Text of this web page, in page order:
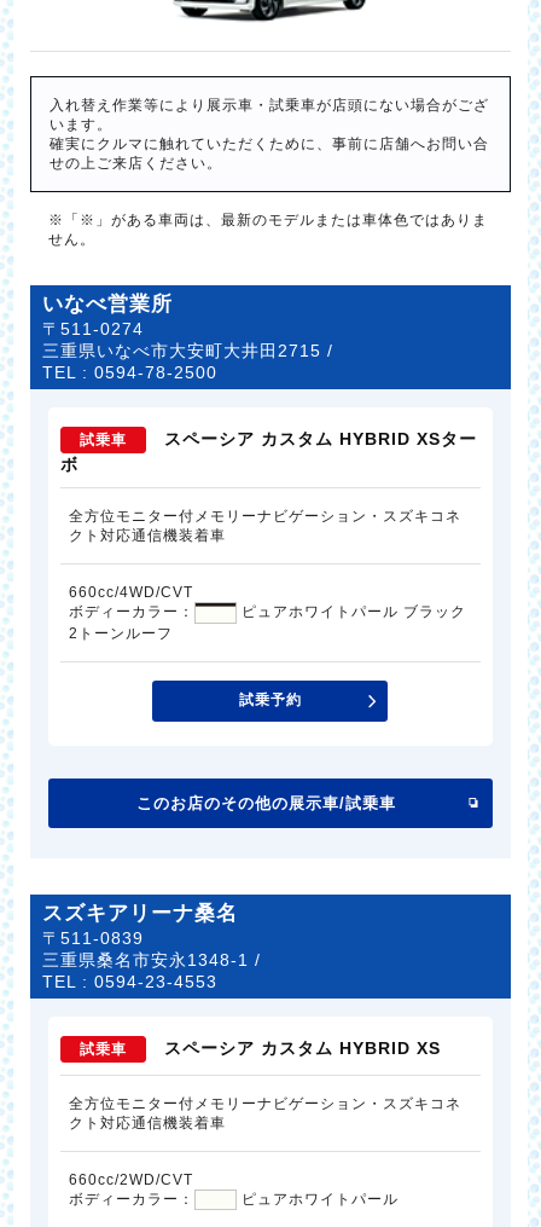
入れ替え作業等により展示車・試乗車が店頭にない場合がござ
います。
確実にクルマに触れていただくために、事前に店舗へお問い合
せの上ご来店ください。
※「※」がある車両は、最新のモデルまたは車体色ではありま
せん。
いなべ営業所
〒511-0274
三重県いなべ市大安町大井田2715 /
TEL :0594-78-2500
試乗車
スペーシア カスタム HYBRID XSター
ボ
全方位モニター付メモリーナビゲーション・スズキコネ
クト対応通信機装着車
660cc/4WD/CVT
ボディーカラー：
ピュアホワイトパール ブラック
2トーンルーフ
試乗予約
このお店のその他の展示車/試乗車
スズキアリーナ桑名
〒511-0839
三重県桑名市安永1348-1 /
TEL :0594-23-4553
試乗車 スペーシア カスタム HYBRID XS
全方位モニター付メモリーナビゲーション・スズキコネ
クト対応通信機装着車
660cc/2WD/CVT
ボディーカラー：
ピュアホワイトパール